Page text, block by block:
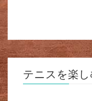
テニスを楽